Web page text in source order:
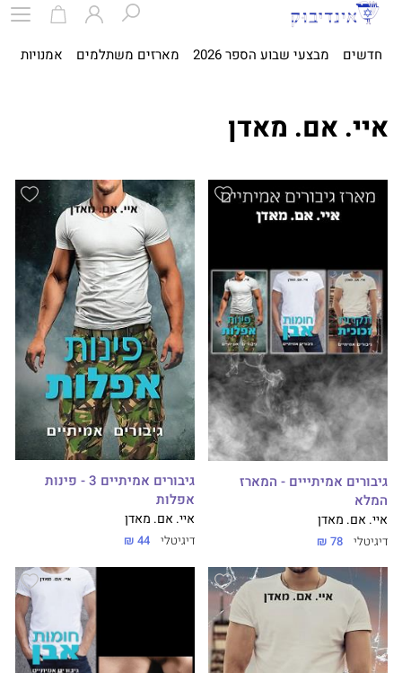
חדשים מבצעי שבוע הספר 2026 מארזים משתלמים אמנויות
איי. אם. מאדן
גיבורים אמיתייים - המארז
המלא
איי. אם. מאדן
דיגיטלי 78 ₪
גיבורים אמיתיים 3 - פינות
אפלות
איי. אם. מאדן
דיגיטלי 44 ₪